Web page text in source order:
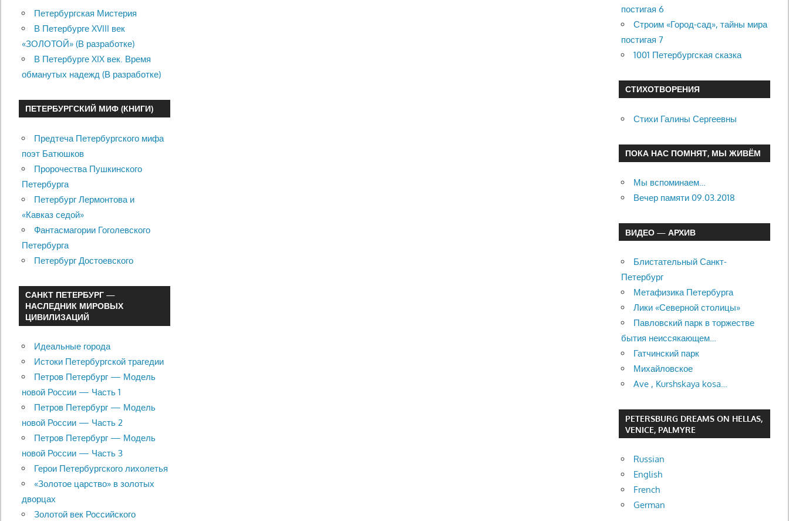
Петербургская Мистерия
В Петербурге XVIII век
«ЗОЛОТОЙ» (В разработке)
В Петербурге XIX век. Время
обманутых надежд (В разработке)
ПЕТЕРБУРГСКИЙ МИФ (КНИГИ)
Предтеча Петербургского мифа
поэт Батюшков
Пророчества Пушкинского
Петербурга
Петербург Лермонтова и
«Кавказ седой»
Фантасмагории Гоголевского
Петербурга
Петербург Достоевского
САНКТ ПЕТЕРБУРГ —
НАСЛЕДНИК МИРОВЫХ
ЦИВИЛИЗАЦИЙ
Идеальные города
Истоки Петербургской трагедии
Петров Петербург — Модель
новой России — Часть 1
Петров Петербург — Модель
новой России — Часть 2
Петров Петербург — Модель
новой России — Часть 3
Герои Петербургского лихолетья
«Золотое царство» в золотых
дворцах
Золотой век Российского
постигая 6
Строим «Город-сад», тайны мира
постигая 7
1001 Петербургская сказка
СТИХОТВОРЕНИЯ
Стихи Галины Сергеевны
ПОКА НАС ПОМНЯТ, МЫ ЖИВЁМ
Мы вспоминаем…
Вечер памяти 09.03.2018
ВИДЕО — АРХИВ
Блистательный Санкт-
Петербург
Метафизика Петербурга
Лики «Северной столицы»
Павловский парк в торжестве
бытия неиссякающем…
Гатчинский парк
Михайловское
Ave , Kurshskaya kosa…
PETERSBURG DREAMS ON HELLAS,
VENICE, PALMYRE
Russian
English
French
German